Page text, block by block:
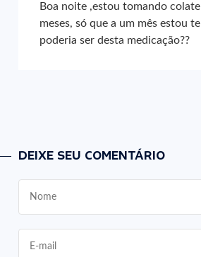
Boa noite ,estou tomando
meses, só que a um mês estou
poderia ser desta medicação??
DEIXE SEU COMENTÁRIO